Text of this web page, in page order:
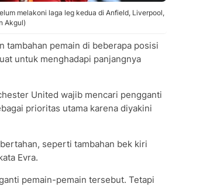
melakoni laga leg kedua di Anfield, Liverpool,
Akgul)
tambahan pemain di beberapa posisi
untuk menghadapi panjangnya
United wajib mencari pengganti
prioritas utama karena diyakini
seperti tambahan bek kiri
Evra.
pemain-pemain tersebut. Tetapi